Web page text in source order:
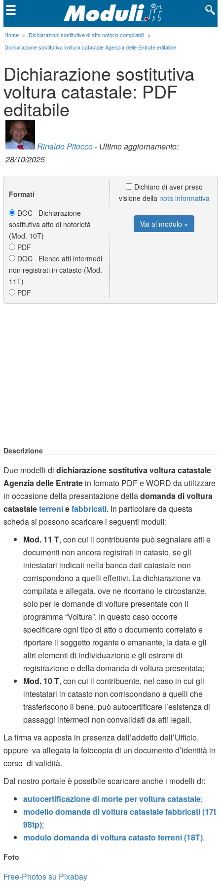
Home > Dichiarazioni sostitutive di atto notorio compilabili >
Dichiarazione sostitutiva voltura catastale Agenzia delle Entrate editabile
Dichiarazione sostitutiva
voltura catastale: PDF
editabile
Rinaldo Pitocco- Ultimo aggiornamento:
28/10/2025
Formati
DOC Dichiarazione
sostitutiva atto di notorietà
(Mod. 10T)
PDF
DOC Elenco atti intermedi
non registrati in catasto (Mod.
11T)
PDF
Dichiaro di aver preso
visione della nota informativa
Vai al modulo »
Descrizione
Due modelli didichiarazione sostitutiva voltura catastale
Agenzia delle Entrate in formato PDF e WORD da utilizzare
in occasione della presentazione delladomanda di voltura
catastaleterreniefabbricati. In particolare da questa
scheda si possono scaricare i seguenti moduli:
Mod. 11 T, con cui il contribuente può segnalare atti e
documenti non ancora registrati in catasto, se gli
intestatari indicati nella banca dati catastale non
corrispondono a quelli effettivi. La dichiarazione va
compilata e allegata, ove ne ricorrano le circostanze,
solo per le domande di volture presentate con il
programma “Voltura”. In questo caso occorre
specificare ogni tipo di atto o documento correlato e
riportare il soggetto rogante o emanante, la data e gli
altri elementi di individuazione e gli estremi di
registrazione e della domanda di voltura presentata;
Mod. 10 T, con cui il contribuente, nel caso in cui gli
intestatari in catasto non corrispondano a quelli che
trasferiscono il bene, può autocertificare l’esistenza di
passaggi intermedi non convalidati da atti legali.
La firma va apposta in presenza dell’addetto dell’Ufficio,
oppure va allegata la fotocopia di un documento d’identità in
corso di validità.
Dal nostro portale è possibile scaricare anche i modelli di:
autocertificazione di morte per voltura catastale;
modello domanda di voltura catastale fabbricati (17t
98tp);
modulo domanda di voltura catasto terreni (18T).
Foto
Free-Photos su Pixabay